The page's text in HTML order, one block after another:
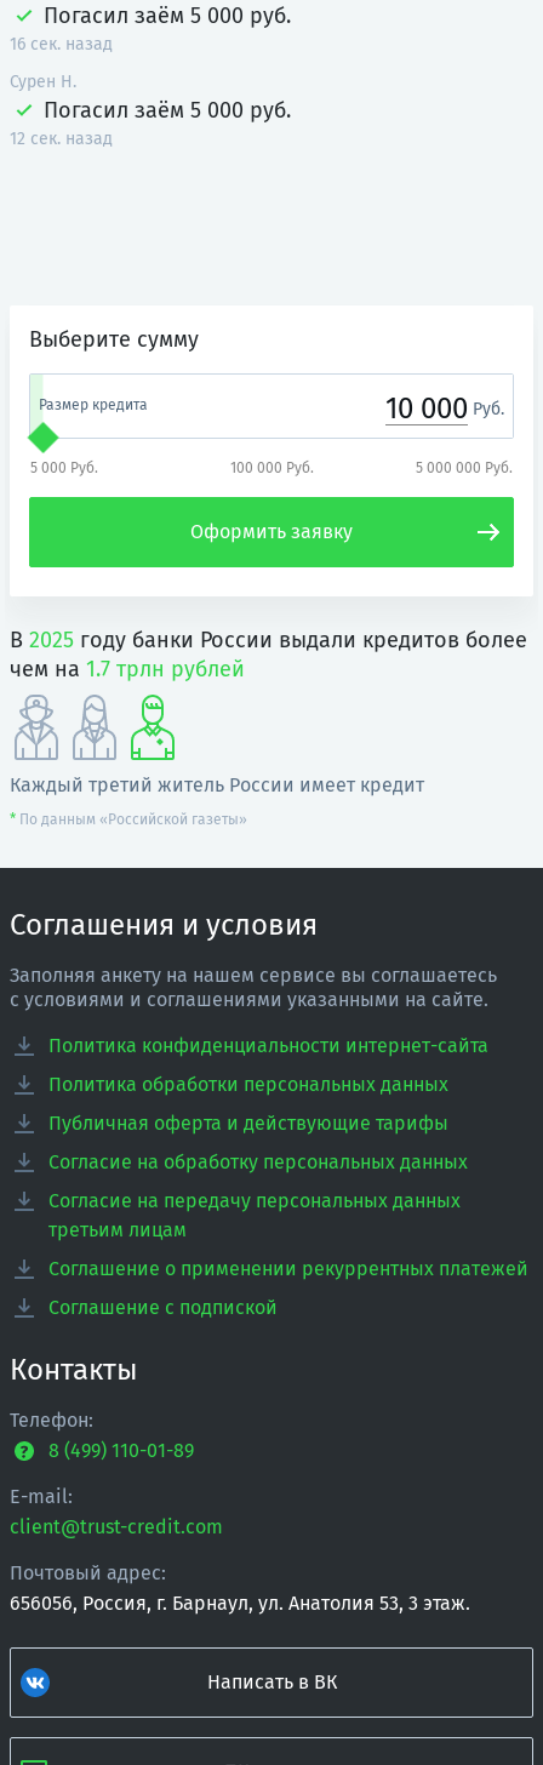
Погасил заём 5 000 руб.
16 сек. назад
Сурен Н.
Погасил заём 5 000 руб.
12 сек. назад
Выберите сумму
5 000 Руб. 100 000 Руб. 5 000 000 Руб.
10 000 Руб.
Размер кредита
Оформить заявку
В 2025 году банки России выдали кредитов более
чем на 1.7 трлн рублей
Каждый третий житель России имеет кредит
По данным «Российской газеты»
Соглашения и условия
Заполняя анкету на нашем сервисе вы соглашаетесь
с условиями и соглашениями указанными на сайте.
Политика конфиденциальности интернет-сайта
Политика обработки персональных данных
Публичная оферта и действующие тарифы
Согласие на обработку персональных данных
Согласие на передачу персональных данных
третьим лицам
Соглашение о применении рекуррентных платежей
Соглашение с подпиской
Контакты
Телефон:
8 (499) 110-01-89
E-mail:
client@trust-credit.com
Почтовый адрес:
656056, Россия, г. Барнаул, ул. Анатолия 53, 3 этаж.
Написать в ВК